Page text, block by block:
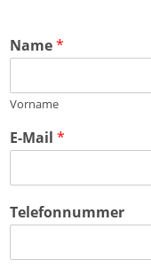
Name*
Vorname
E-Mail *
Telefonnummer